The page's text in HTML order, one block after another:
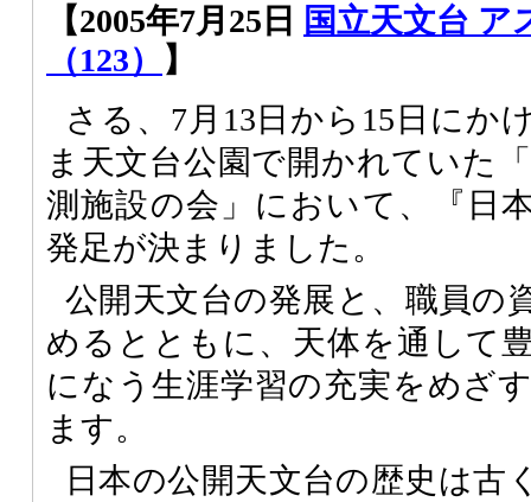
【2005年7月25日
国立天文台 ア
（123）
】
さる、7月13日から15日にか
ま天文台公園で開かれていた
測施設の会」において、『日
発足が決まりました。
公開天文台の発展と、職員の
めるとともに、天体を通して
になう生涯学習の充実をめざ
ます。
日本の公開天文台の歴史は古